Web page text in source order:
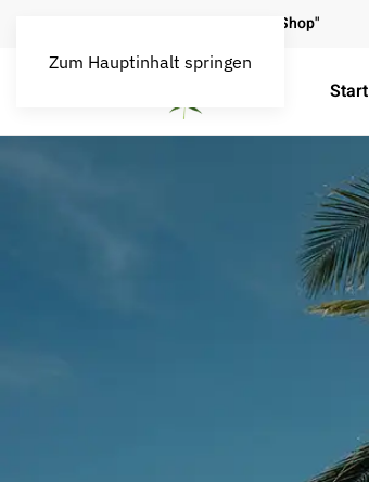
Zum Hauptinhalt springen
"Seed Shop"
Start